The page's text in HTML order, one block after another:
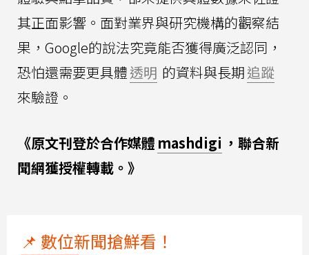
其正面影響。面對業界與研究機構的觀察結
果，Google的說法究竟能否獲得廣泛認同，
恐怕還需要更具體透明 的資料與長期追蹤
來驗證。
《原文刊登於合作媒體 mashdigi ，聯合新
聞網獲授權轉載。》
📌 數位新聞搶鮮看！